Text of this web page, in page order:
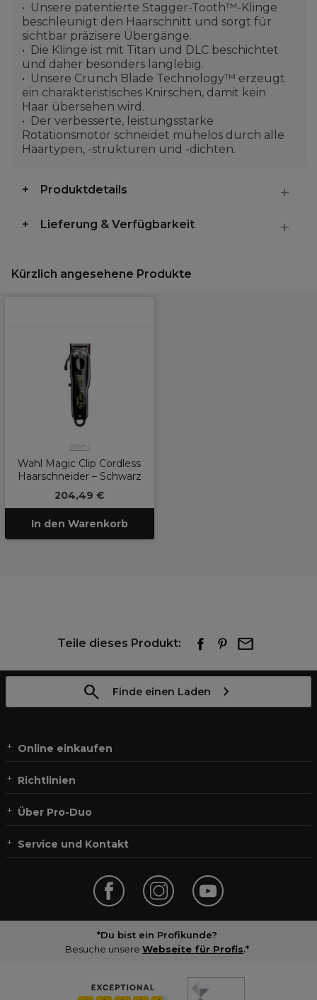
Unsere patentierte Stagger-Tooth™-Klinge
beschleunigt den Haarschnitt und sorgt für
sichtbar präzisere Übergänge.
Die Klinge ist mit Titan und DLC beschichtet
und daher besonders langlebig.
Unsere Crunch Blade Technology™ erzeugt
ein charakteristisches Knirschen, damit kein
Haar übersehen wird.
Der verbesserte, leistungsstarke
Rotationsmotor schneidet mühelos durch alle
Haartypen, -strukturen und -dichten.
Produktdetails
Lieferung & Verfügbarkeit
Kürzlich angesehene Produkte
Wahl
Wahl Magic Clip Cordless
Haarschneider – Schwarz
204,49 €
In den Warenkorb
Teile dieses Produkt:
Finde einen Laden
Online einkaufen
Richtlinien
Über Pro-Duo
Service und Kontakt
*Du bist ein Profikunde?
Besuche unsere Webseite für Profis.*